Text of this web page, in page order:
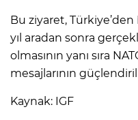
Bu ziyaret,
yıl aradan sonra
olmasının yanı sıra
mesajlarının
Kaynak: IGF